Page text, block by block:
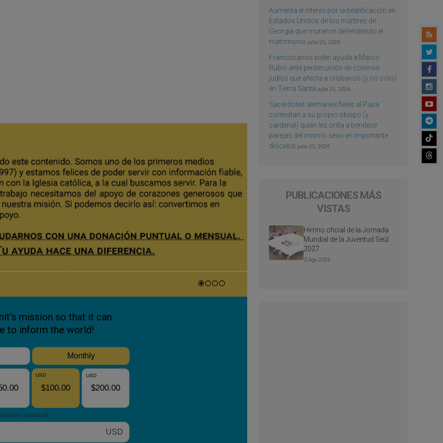
Aumenta el interés por la beatificación en
Estados Unidos de los mártires de
Georgia que murieron defendiendo el
matrimonio julio 25, 2026
Franciscanos piden ayuda a Marco
Rubio ante persecución de colonos
judíos que afecta a cristianos (y no sólo)
en Tierra Santa julio 25, 2026
Sacerdotes alemanes fieles al Papa
contestan a su propio obispo (y
cardenal) quien les orilla a bendecir
parejas del mismo sexo en importante
diócesis julio 25, 2026
PUBLICACIONES MÁS
VISTAS
Himno oficial de la Jornada
Mundial de la Juventud Seúl
2027
3 Ago 2026